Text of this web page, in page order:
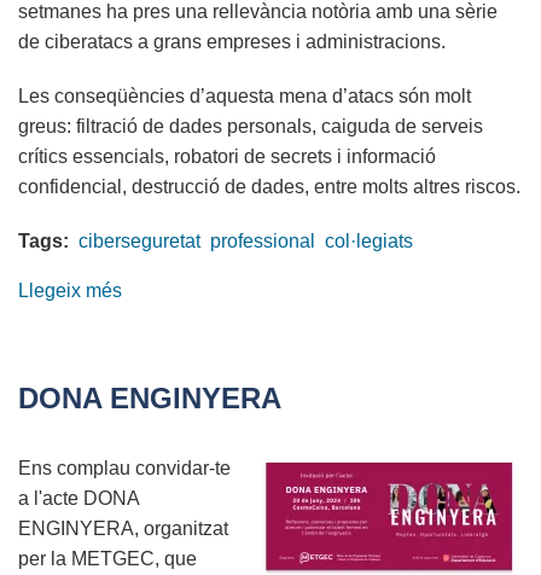
setmanes ha pres una rellevància notòria amb una sèrie
de ciberatacs a grans empreses i administracions.
Les conseqüències d’aquesta mena d’atacs són molt
greus: filtració de dades personals, caiguda de serveis
crítics essencials, robatori de secrets i informació
confidencial, destrucció de dades, entre molts altres riscos.
Tags: ciberseguretat professional col·legiats
Llegeix més
Professionals
la
Ciberseguretat
en
el
DONA ENGINYERA
Ens complau convidar-te
a l'acte DONA
ENGINYERA, organitzat
per la METGEC, que